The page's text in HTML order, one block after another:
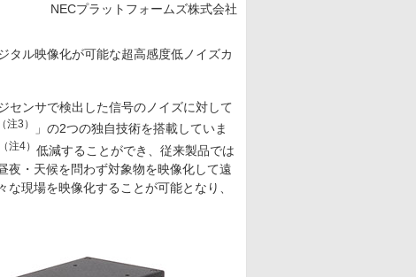
NECプラットフォームズ株式会社
タル映像化が可能な超高感度低ノイズカ
センサで検出した信号のノイズに対して
（注3）
」の2つの独自技術を搭載していま
（注4） 低減することができ、従来製品では
夜・天候を問わず対象物を映像化して遠
現場を映像化することが可能となり、